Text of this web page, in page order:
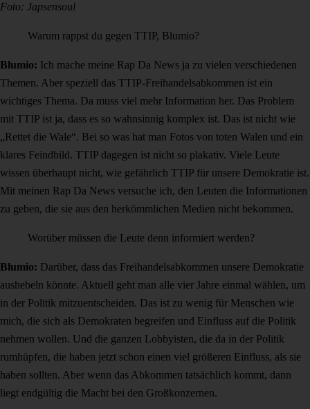
Foto: Japsensoul
Warum rappst du gegen TTIP, Blumio?
Blumio: Ich mache meine Rap Da News ja zu vielen verschiedenen
Themen. Aber speziell das TTIP-Freihandelsabkommen ist ein
wichtiges Thema. Da muss viel mehr Information her. Das Problem
mit TTIP ist ja, dass es so wahnsinnig komplex ist. Das ist nicht wie
„Rettet die Wale“. Bei so was hat man Fotos von toten Walen und ein
klares Feindbild. TTIP dagegen ist nicht so plakativ. Viele Leute
wissen überhaupt nicht, wie gefährlich TTIP für unsere Demokratie ist.
Mit meinen Rap Da News versuche ich, den Leuten die Informationen
zu geben, die sie aus den herkömmlichen Medien nicht bekommen.
Worüber müssen die Leute denn informiert werden?
Blumio: Darüber, dass das Freihandelsabkommen unsere Demokratie
aushebeln könnte. Aktuell geht man alle vier Jahre einmal wählen, um
in der Politik mitzuentscheiden. Das ist zu wenig für Menschen wie
mich, die sich als Demokraten begreifen und Einfluss auf die Politik
nehmen wollen. Und die ganzen Lobbyisten, die da in der Politik
rumhüpfen, die haben jetzt schon einen viel größeren Einfluss, als sie
haben sollten. Aber wenn das Abkommen tatsächlich kommt, dann
liegt endgültig die Macht bei den Großkonzernen.